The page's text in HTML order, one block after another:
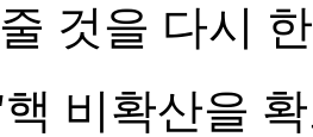
것을 다시
비확산을